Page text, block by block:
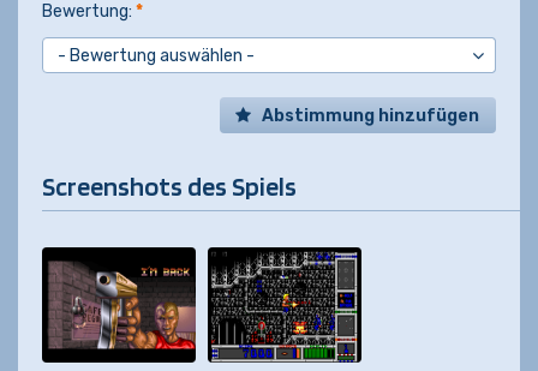
Bewertung: *
Abstimmung hinzufügen
Screenshots des Spiels